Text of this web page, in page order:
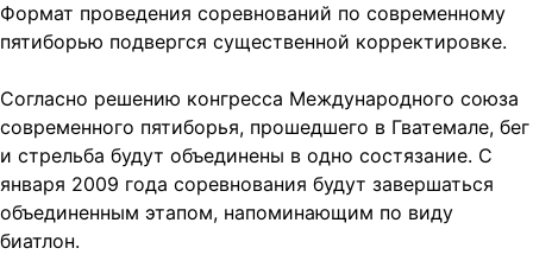
Формат проведения соревнований по современному
пятиборью подвергся существенной корректировке.
Согласно решению конгресса Международного союза
современного пятиборья, прошедшего в Гватемале, бег
и стрельба будут объединены в одно состязание. С
января 2009 года соревнования будут завершаться
объединенным этапом, напоминающим по виду
биатлон.